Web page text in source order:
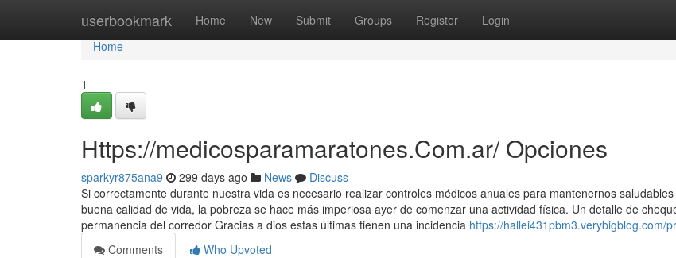
userbookmark Home New Submit Groups Register Login
Home
Home
1
Https://medicosparamaratones.Com.ar/ Opciones
sparkyr875ana9 299 days ago News
Discuss
Si correctamente durante nuestra vida es necesario realizar controles médicos anuales para mantenernos
buena calidad de vida, la pobreza se hace más imperiosa ayer de comenzar una actividad física. Un detalle de
permanencia del corredor Gracias a dios estas últimas tienen una incidencia https://hallei431pbm3.verybigblog.com/
Comments
Who Upvoted